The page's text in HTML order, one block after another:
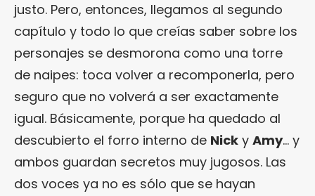
justo. Pero, entonces, llegamos al segundo
capítulo y todo lo que creías saber sobre los
personajes se desmorona como una torre
de naipes: toca volver a recomponerla, pero
seguro que no volverá a ser exactamente
igual. Básicamente, porque ha quedado al
descubierto el forro interno de Nick y Amy… y
ambos guardan secretos muy jugosos. Las
dos voces ya no es sólo que se hayan